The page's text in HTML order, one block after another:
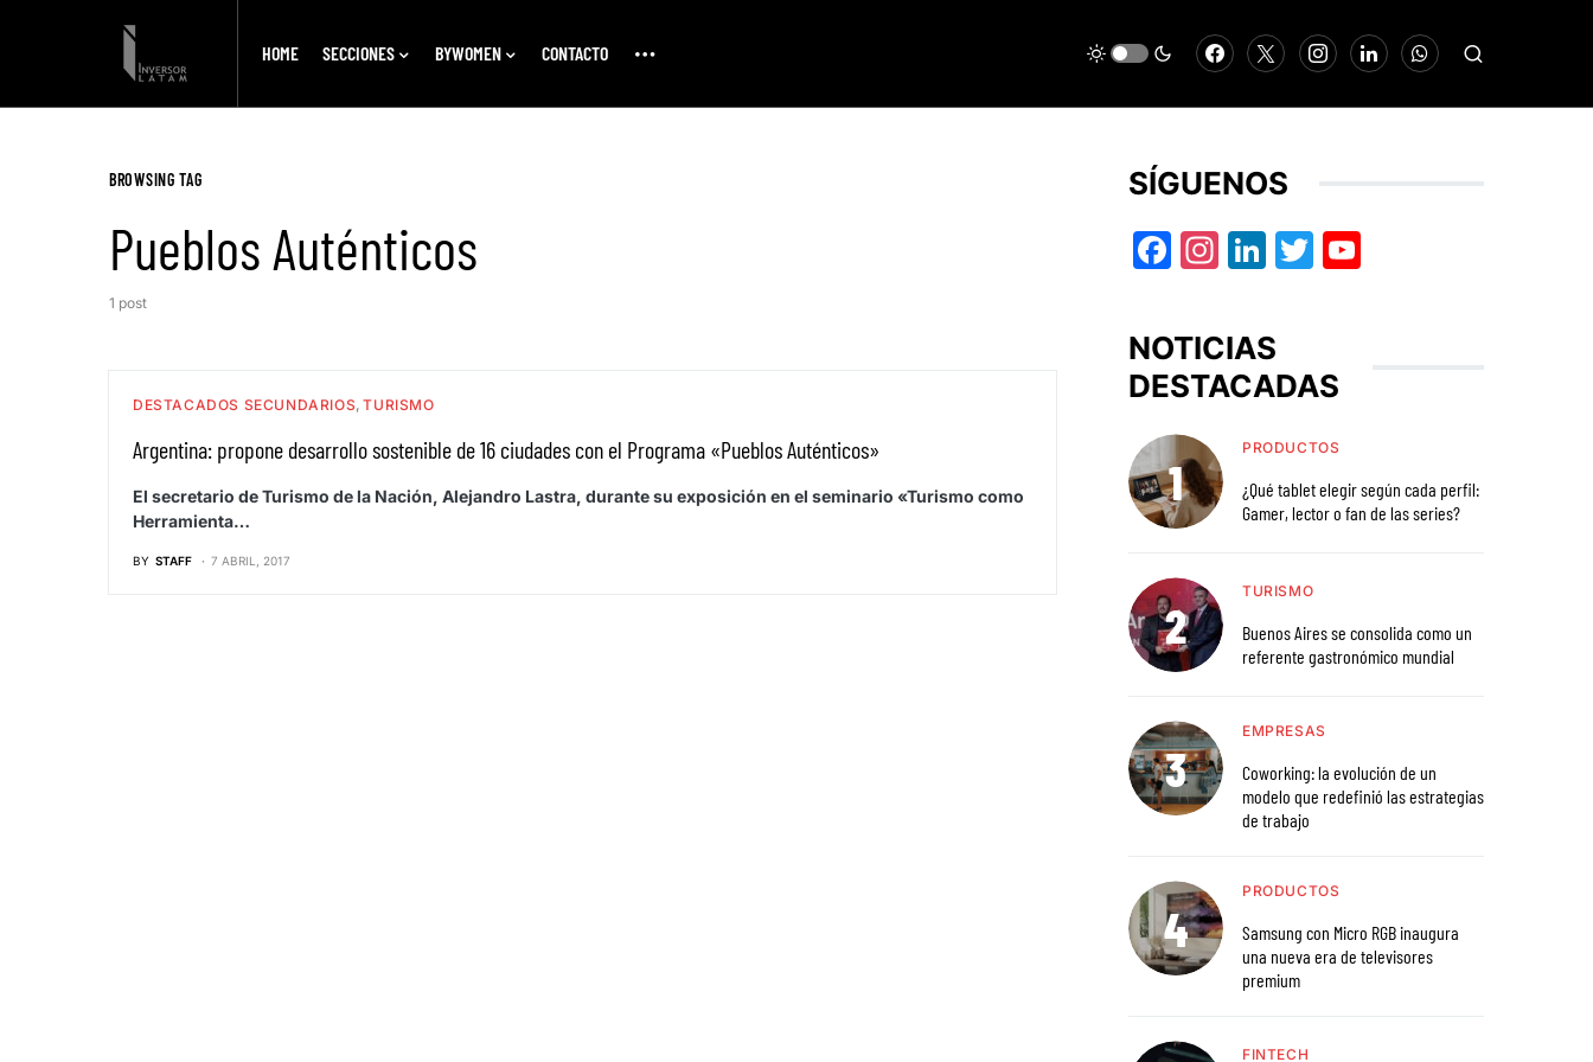
HOME SECCIONES BYWOMEN CONTACTO
BROWSING TAG
Pueblos Auténticos
1 post
DESTACADOS SECUNDARIOS TURISMO
Argentina: propone desarrollo sostenible de 16 ciudades con el Programa «Pueblos Auténticos»
El secretario de Turismo de la Nación, Alejandro Lastra, durante su exposición en el seminario «Turismo como
Herramienta…
BY STAFF 7 ABRIL, 2017
SÍGUENOS
Facebook
Instagram
LinkedIn
Twitter
NOTICIAS
DESTACADAS
PRODUCTOS
¿Qué tablet elegir según cada perfil:
Gamer, lector o fan de las series?
TURISMO
Buenos Aires se consolida como un
referente gastronómico mundial
EMPRESAS
Coworking: la evolución de un
modelo que redefinió las estrategias
de trabajo
PRODUCTOS
Samsung con Micro RGB inaugura
una nueva era de televisores
premium
FINTECH